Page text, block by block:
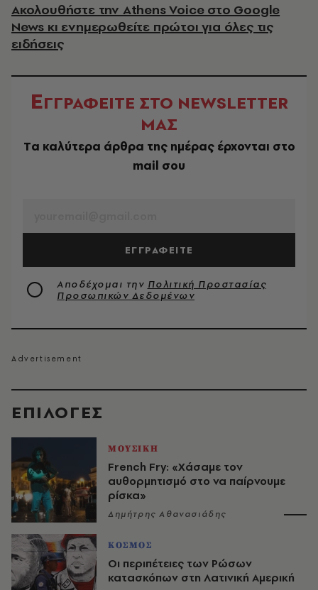
EΠΙΛΟΓΈΣ
ΜΟΥΣΙΚΗ
French Fry: «Χάσαμε τον
αυθορμητισμό στο να παίρνουμε
ρίσκα»
Δημήτρης Αθανασιάδης
ΚΟΣΜΟΣ
Οι περιπέτειες των Ρώσων
κατασκόπων στη Λατινική Αμερική
Ακολουθήστε την Athens Voice στο Google
News κι ενημερωθείτε πρώτοι για όλες τις
ειδήσεις
ΕΓΓΡΑΦΕΙΤΕ ΣΤΟ NEWSLETTER
ΜΑΣ
Tα καλύτερα άρθρα της ημέρας έρχονται στο
mail σου
ΕΓΓΡΑΦΕΙΤΕ
Αποδέχομαι την Πολιτική Προστασίας
Προσωπικών Δεδομένων